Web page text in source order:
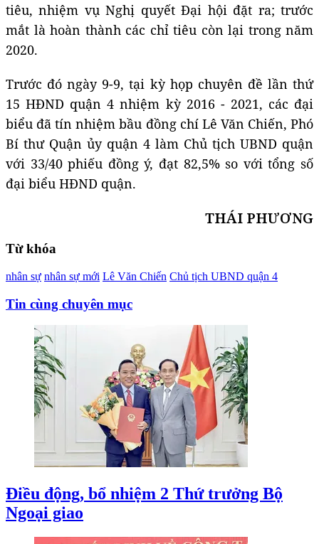
tiêu, nhiệm vụ Nghị quyết Đại hội đặt ra; trước
mắt là hoàn thành các chỉ tiêu còn lại trong năm
2020.
Trước đó ngày 9-9, tại kỳ họp chuyên đề lần thứ
15 HĐND quận 4 nhiệm kỳ 2016 - 2021, các đại
biểu đã tín nhiệm bầu đồng chí Lê Văn Chiến, Phó
Bí thư Quận ủy quận 4 làm Chủ tịch UBND quận
với 33/40 phiếu đồng ý, đạt 82,5% so với tổng số
đại biểu HĐND quận.
THÁI PHƯƠNG
Từ khóa
nhân sự nhân sự mới Lê Văn Chiến Chủ tịch UBND quận 4
Tin cùng chuyên mục
Điều động, bổ nhiệm 2 Thứ trưởng Bộ
Ngoại giao